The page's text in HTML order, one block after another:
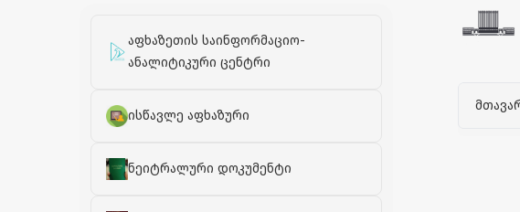
აფხაზეთის საინფორმაციო-
ანალიტიკური ცენტრი
ისწავლე აფხაზური
ნეიტრალური დოკუმენტი